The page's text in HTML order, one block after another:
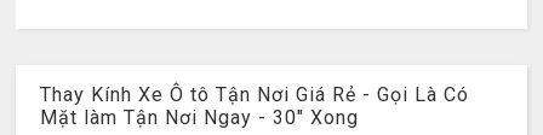
Thay Kính Xe Ô tô Tận Nơi Giá Rẻ - Gọi Là Có
Mặt làm Tận Nơi Ngay - 30" Xong